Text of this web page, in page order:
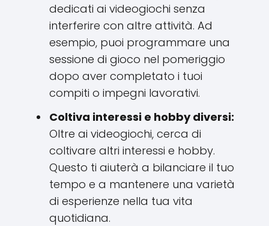
dedicati ai videogiochi senza
interferire con altre attività. Ad
esempio, puoi programmare una
sessione di gioco nel pomeriggio
dopo aver completato i tuoi
compiti o impegni lavorativi.
Coltiva interessi e hobby diversi:
Oltre ai videogiochi, cerca di
coltivare altri interessi e hobby.
Questo ti aiuterà a bilanciare il tuo
tempo e a mantenere una varietà
di esperienze nella tua vita
quotidiana.